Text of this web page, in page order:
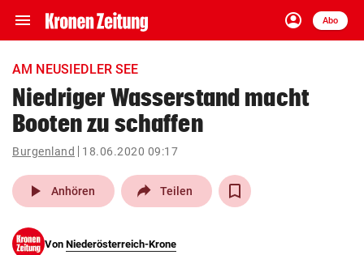
menu Navigation
ein-/ausklappen
account_circle
Anmelden
Abo
close Schließen
account_circle Anmelden
pin_drop
Wien arrow_right
AM NEUSIEDLER SEE
Niedriger Wasserstand macht
Booten zu schaffen
Burgenland 18.06.2020 09:17
play_arrow Anhören Teilen
Von Niederösterreich-Krone